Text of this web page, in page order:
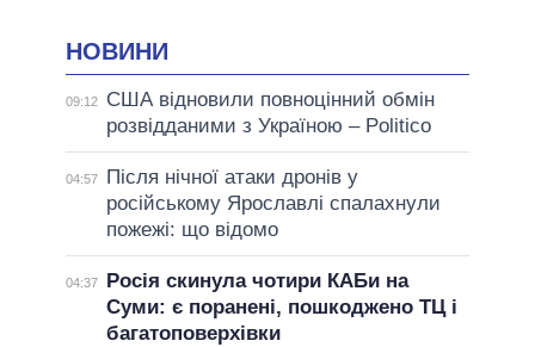
НОВИНИ
09:12
США відновили повноцінний обмін
розвідданими з Україною – Politico
04:57
Після нічної атаки дронів у
російському Ярославлі спалахнули
пожежі: що відомо
04:37
Росія скинула чотири КАБи на
Суми: є поранені, пошкоджено ТЦ і
багатоповерхівки